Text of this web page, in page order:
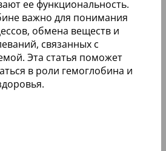
ее функциональность.
важно для понимания
обмена веществ и
связанных с
Эта статья поможет
в роли гемоглобина и